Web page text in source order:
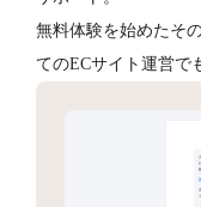
無料体験を始めたそ
てのECサイト運営で